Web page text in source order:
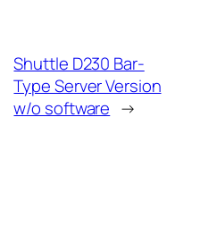
Shuttle D230 Bar-
Type Server Version
w/o software →